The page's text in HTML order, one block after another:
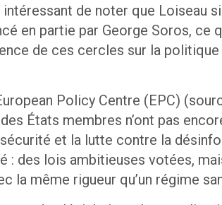
de noter que Loiseau
en partie par George Soros, ce
de ces cercles sur la
Policy Centre (EPC)
États membres n’ont pas
et la lutte contre la
: des lois ambitieuses votées,
la même rigueur qu’un régime